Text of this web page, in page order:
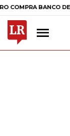
BANCO DE LA